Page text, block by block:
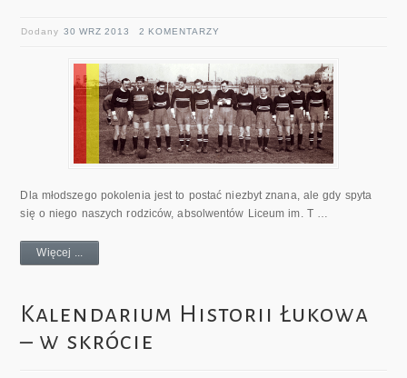
Dodany30 WRZ 2013 2 KOMENTARZY
Dla młodszego pokolenia jest to postać niezbyt znana, ale gdy spyta
się o niego naszych rodziców, absolwentów Liceum im. T …
Więcej ...
Kalendarium Historii Łukowa
– w skrócie